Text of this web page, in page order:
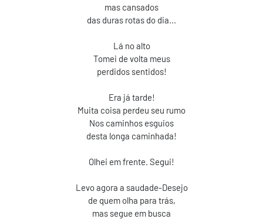
mas cansados
das duras rotas do dia...
Lá no alto
Tomei de volta meus
perdidos sentidos!
Era já tarde!
Muita coisa perdeu seu rumo
Nos caminhos esguios
desta longa caminhada!
Olhei em frente. Segui!
Levo agora a saudade-Desejo
de quem olha para trás,
mas segue em busca